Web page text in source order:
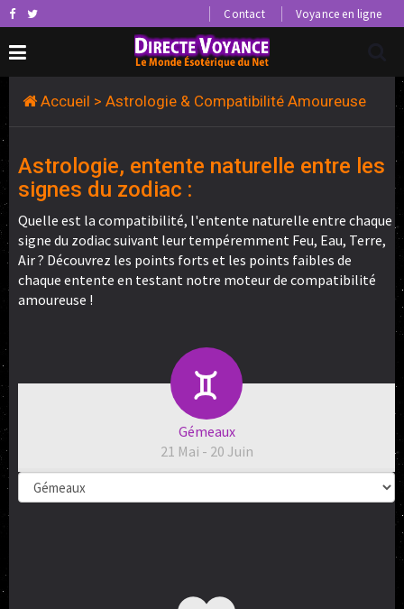
Contact Voyance en ligne
Accueil > Astrologie & Compatibilité Amoureuse
Astrologie, entente naturelle entre les
signes du zodiac :
Quelle est la compatibilité, l'entente naturelle entre chaque
signe du zodiac suivant leur tempéremment Feu, Eau, Terre,
Air ? Découvrez les points forts et les points faibles de
chaque entente en testant notre moteur de compatibilité
amoureuse !
Gémeaux
21 Mai - 20 Juin